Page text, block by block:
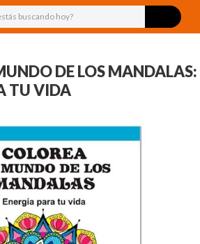
buscando hoy?
DE LOS MANDALAS:
TU VIDA